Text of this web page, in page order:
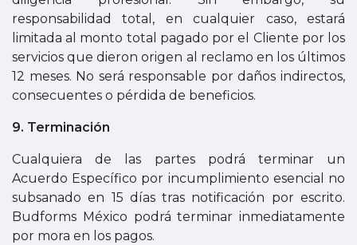
responsabilidad total, en cualquier caso, estará
limitada al monto total pagado por el Cliente por los
servicios que dieron origen al reclamo en los últimos
12 meses. No será responsable por daños indirectos,
consecuentes o pérdida de beneficios.
9. Terminación
Cualquiera de las partes podrá terminar un
Acuerdo Específico por incumplimiento esencial no
subsanado en 15 días tras notificación por escrito.
Budforms México podrá terminar inmediatamente
por mora en los pagos.